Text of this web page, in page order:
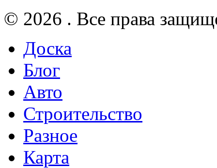
© 2026 . Все права
Доска
Блог
Авто
Строительство
Разное
Карта